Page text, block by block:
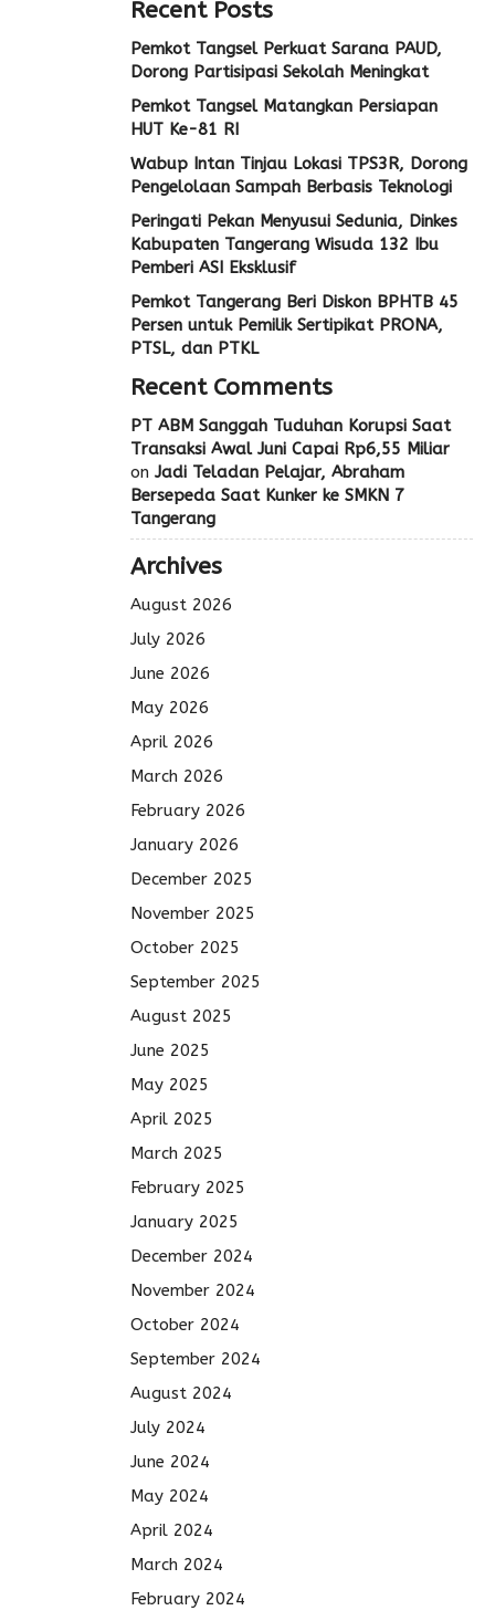
Recent Posts
Pemkot Tangsel Perkuat Sarana PAUD,
Dorong Partisipasi Sekolah Meningkat
Pemkot Tangsel Matangkan Persiapan
HUT Ke-81 RI
Wabup Intan Tinjau Lokasi TPS3R, Dorong
Pengelolaan Sampah Berbasis Teknologi
Peringati Pekan Menyusui Sedunia, Dinkes
Kabupaten Tangerang Wisuda 132 Ibu
Pemberi ASI Eksklusif
Pemkot Tangerang Beri Diskon BPHTB 45
Persen untuk Pemilik Sertipikat PRONA,
PTSL, dan PTKL
Recent Comments
PT ABM Sanggah Tuduhan Korupsi Saat
Transaksi Awal Juni Capai Rp6,55 Miliar
on Jadi Teladan Pelajar, Abraham
Bersepeda Saat Kunker ke SMKN 7
Tangerang
Archives
August 2026
July 2026
June 2026
May 2026
April 2026
March 2026
February 2026
January 2026
December 2025
November 2025
October 2025
September 2025
August 2025
June 2025
May 2025
April 2025
March 2025
February 2025
January 2025
December 2024
November 2024
October 2024
September 2024
August 2024
July 2024
June 2024
May 2024
April 2024
March 2024
February 2024